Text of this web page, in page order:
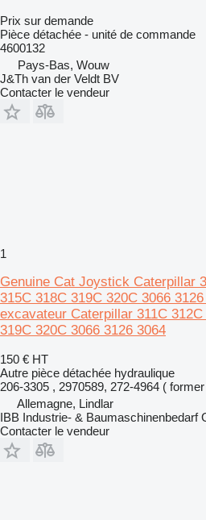
Prix sur demande
Pièce détachée - unité de commande
4600132
Pays-Bas, Wouw
J&Th van der Veldt BV
Contacter le vendeur
1
Genuine Cat Joystick Caterpillar
315C 318C 319C 320C 3066
excavateur Caterpillar 311C
319C 320C 3066 3126 3064
150 € HT
Autre pièce détachée hydraulique
206-3305 , 2970589, 272-4964 (
Allemagne, Lindlar
IBB Industrie- & Baumaschinenbedarf
Contacter le vendeur